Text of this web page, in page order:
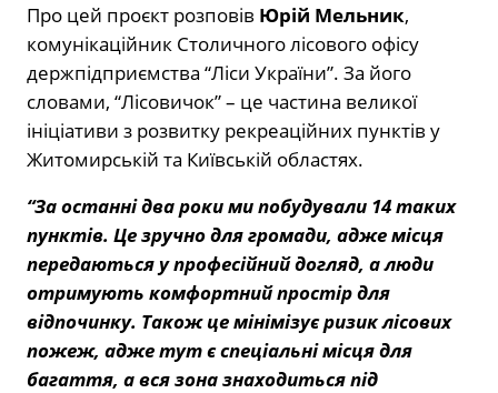
Про цей проєкт розповів Юрій Мельник,
комунікаційник Столичного лісового офісу
держпідприємства “Ліси України”. За його
словами, “Лісовичок” – це частина великої
ініціативи з розвитку рекреаційних пунктів у
Житомирській та Київській областях.
“За останні два роки ми побудували 14 таких
пунктів. Це зручно для громади, адже місця
передаються у професійний догляд, а люди
отримують комфортний простір для
відпочинку. Також це мінімізує ризик лісових
пожеж, адже тут є спеціальні місця для
багаття, а вся зона знаходиться під